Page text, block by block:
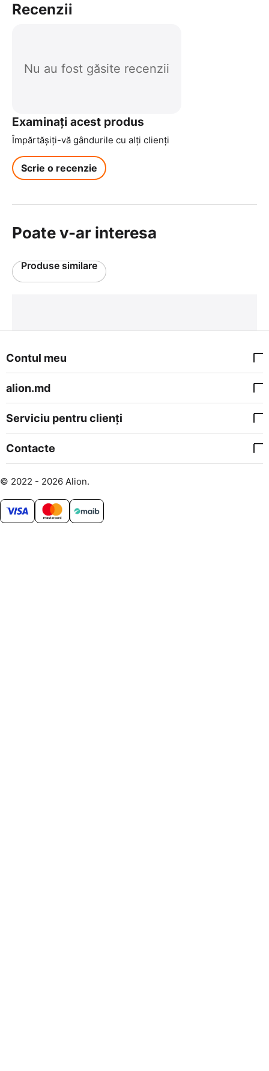
Recenzii
Nu au fost găsite recenzii
Examinați acest produs
Împărtășiți-vă gândurile cu alți clienți
Scrie o recenzie
Poate v-ar interesa
Produse similare
Contul meu
alion.md
Serviciu pentru clienți
Contacte
© 2022 - 2026 Alion.